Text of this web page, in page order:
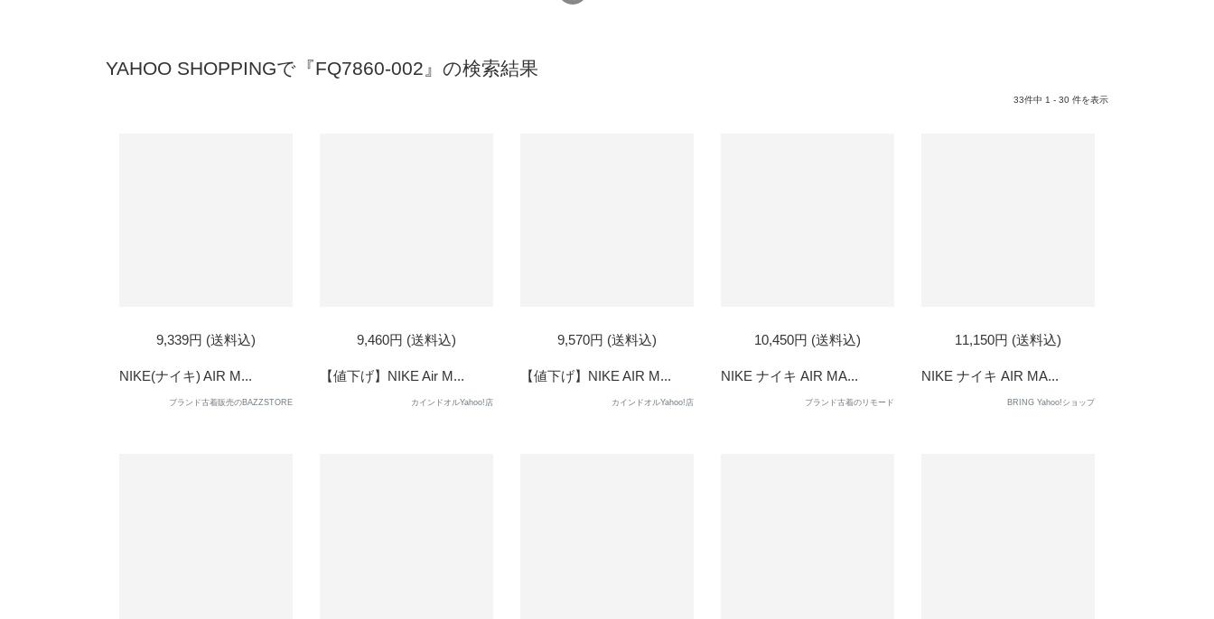
YAHOO SHOPPINGで『FQ7860-002』の検索結果
33件中 1 - 30 件を表示
9,339円 (送料込)
NIKE(ナイキ) AIR M...
ブランド古着販売のBAZZSTORE
9,460円 (送料込)
【値下げ】NIKE Air M...
カインドオルYahoo!店
9,570円 (送料込)
【値下げ】NIKE AIR M...
カインドオルYahoo!店
10,450円 (送料込)
NIKE ナイキ AIR MA...
ブランド古着のリモード
11,150円 (送料込)
NIKE ナイキ AIR MA...
BRING Yahoo!ショップ